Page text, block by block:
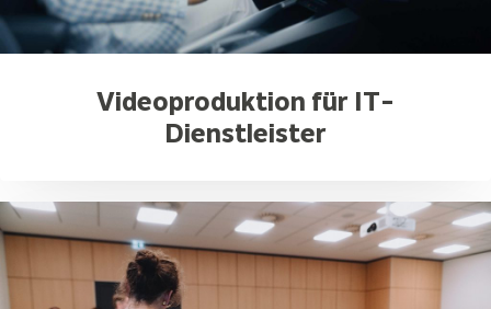
Videoproduktion für IT-
Dienstleister